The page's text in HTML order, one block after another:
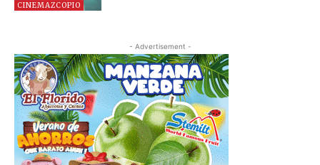
CINEMAZCOPIO
- Advertisement -